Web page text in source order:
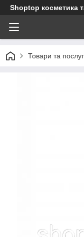
Shoptop косметика
Товари та